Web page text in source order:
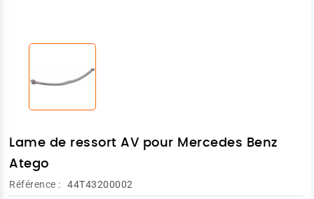
Lame de ressort AV pour Mercedes Benz
Atego
Référence : 44T43200002